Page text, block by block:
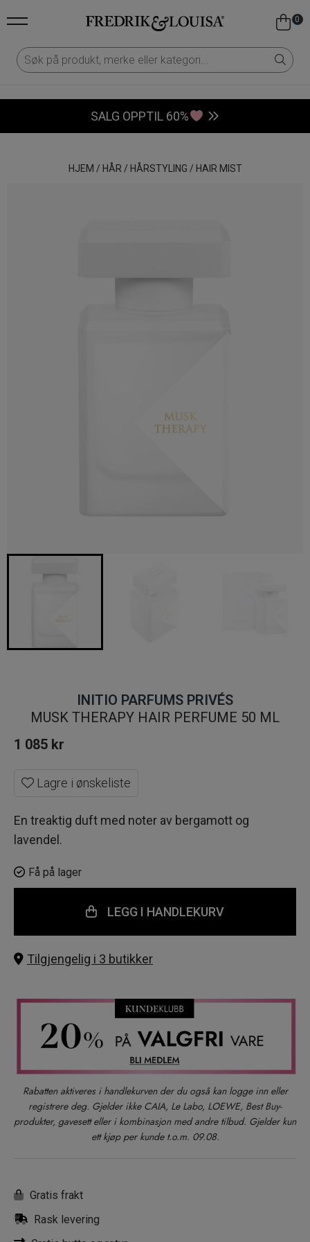
0
SALG OPPTIL 60%
HJEM / HÅR / HÅRSTYLING / HAIR MIST
INITIO PARFUMS PRIVÉS
MUSK THERAPY HAIR PERFUME 50 ML
1 085 kr
Lagre i ønskeliste
En treaktig duft med noter av bergamott og
lavendel.
Få på lager
LEGG I HANDLEKURV
Tilgjengelig i 3 butikker
Rabatten aktiveres i handlekurven der du også kan logge inn eller
registrere deg. Gjelder ikke CAIA, Le Labo, LOEWE, Best Buy-
produkter, gavesett eller i kombinasjon med andre tilbud. Gjelder kun
ett kjøp per kunde t.o.m. 09.08.
Gratis frakt
Rask levering